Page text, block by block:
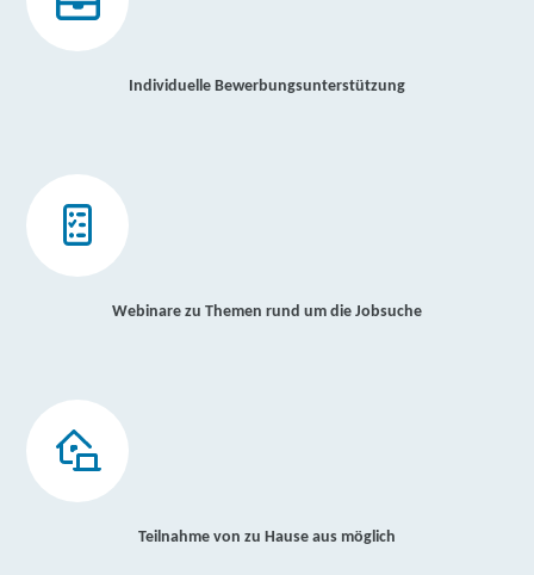
Individuelle Bewerbungsunterstützung
Webinare zu Themen rund um die Jobsuche
Teilnahme von zu Hause aus möglich